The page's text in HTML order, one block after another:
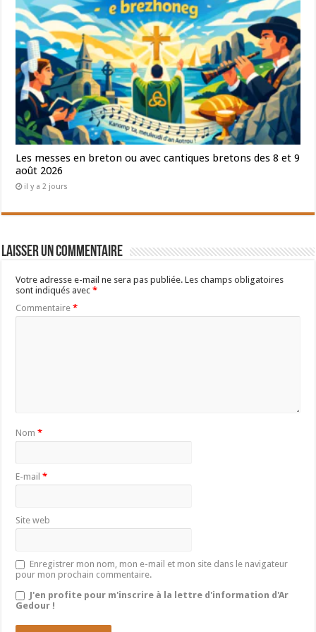
Les messes en breton ou avec cantiques bretons des 8 et 9
août 2026
il y a 2 jours
Laisser un commentaire
Votre adresse e-mail ne sera pas publiée. Les champs obligatoires
sont indiqués avec*
Commentaire*
Nom*
E-mail*
Site web
Enregistrer mon nom, mon e-mail et mon site dans le navigateur
pour mon prochain commentaire.
J'en profite pour m'inscrire à la lettre d'information d'Ar
Gedour !